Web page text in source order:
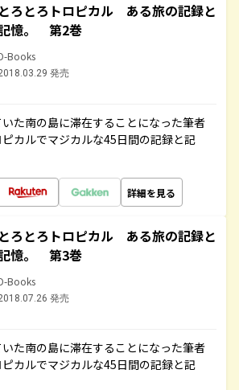
とろとろトロピカル ある旅の記録と
憶。 第2巻
Books
発売
た南の島に滞在することになった筆者
カルでマジカルな45日間の記録と記
詳細を見る
とろとろトロピカル ある旅の記録と
憶。 第3巻
Books
発売
た南の島に滞在することになった筆者
カルでマジカルな45日間の記録と記